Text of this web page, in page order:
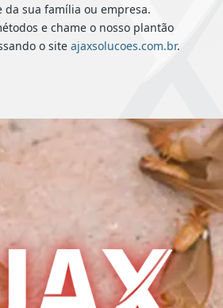
sua família ou empresa.
e chame o nosso plantão
o site ajaxsolucoes.com.br.